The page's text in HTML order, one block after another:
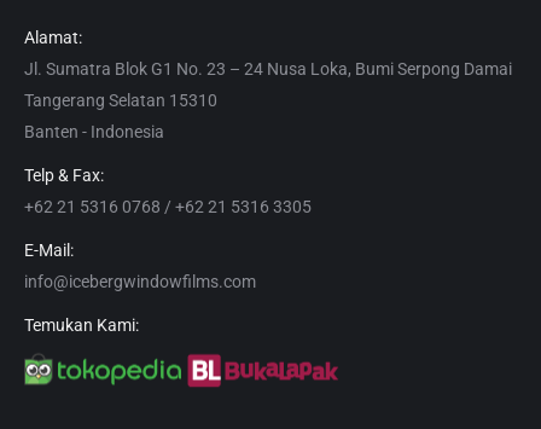
Alamat:
Jl. Sumatra Blok G1 No. 23 – 24 Nusa Loka, Bumi Serpong Damai
Tangerang Selatan 15310
Banten - Indonesia
Telp & Fax:
+62 21 5316 0768 / +62 21 5316 3305
E-Mail:
info@icebergwindowfilms.com
Temukan Kami: